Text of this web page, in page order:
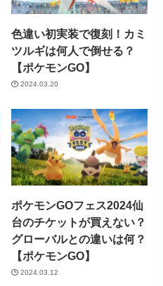
色違い初実装で復刻！カミ
ツルギは何人で倒せる？
【ポケモンGO】
2024.03.20
ポケモンGOフェス2024仙
台のチケットが買えない？
グローバルとの違いは何？
【ポケモンGO】
2024.03.12